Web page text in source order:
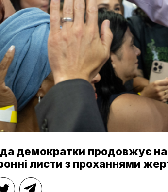
демократки продовжує
листи з проханнями